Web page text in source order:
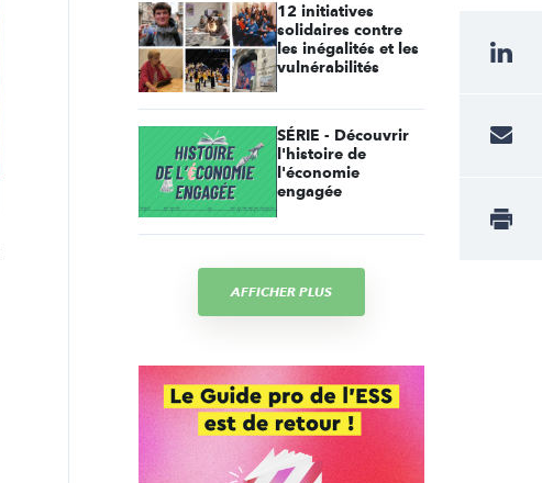
12 initiatives
solidaires contre
les inégalités et les
vulnérabilités
SÉRIE - Découvrir
l'histoire de
l'économie
engagée
AFFICHER PLUS